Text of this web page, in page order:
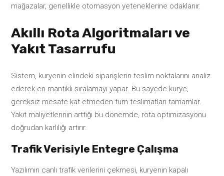
mağazalar, genellikle otomasyon yeteneklerine odaklanır.
Akıllı Rota Algoritmaları ve
Yakıt Tasarrufu
Sistem, kuryenin elindeki siparişlerin teslim noktalarını analiz
ederek en mantıklı sıralamayı yapar. Bu sayede kurye,
gereksiz mesafe kat etmeden tüm teslimatları tamamlar.
Yakıt maliyetlerinin arttığı bu dönemde, rota optimizasyonu
doğrudan karlılığı artırır.
Trafik Verisiyle Entegre Çalışma
Yazılımın canlı trafik verilerini çekmesi, kuryenin kapalı